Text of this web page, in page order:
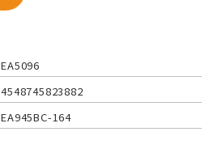
EA5096
4548745823882
EA945BC-164